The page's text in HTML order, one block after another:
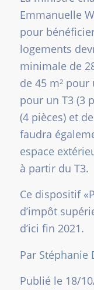
Emmanuelle
pour
logements
minimale de
de 45 m² pour
pour un T3 (3
(4 pièces) et
faudra
espace
à partir du T3.
Ce dispositif
d’impôt
d’ici fin 2021.
Par Stéphanie
Publié le 18/